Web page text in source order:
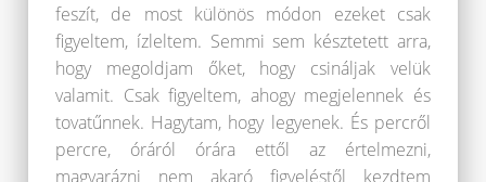
feszít, de most különös módon ezeket csak
figyeltem, ízleltem. Semmi sem késztetett arra,
hogy megoldjam őket, hogy csináljak velük
valamit. Csak figyeltem, ahogy megjelennek és
tovatűnnek. Hagytam, hogy legyenek. És percről
percre, óráról órára ettől az értelmezni,
magyarázni nem akaró figyeléstől kezdtem